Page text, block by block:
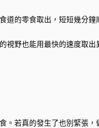
道的零食取出，短短幾分鐘
視野也能用最快的速度取出
若真的發生了也別緊張